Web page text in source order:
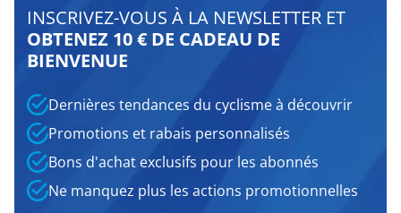
INSCRIVEZ-VOUS À LA NEWSLETTER ET
OBTENEZ 10 € DE CADEAU DE
BIENVENUE
Dernières tendances du cyclisme à découvrir
Promotions et rabais personnalisés
Bons d'achat exclusifs pour les abonnés
Ne manquez plus les actions promotionnelles